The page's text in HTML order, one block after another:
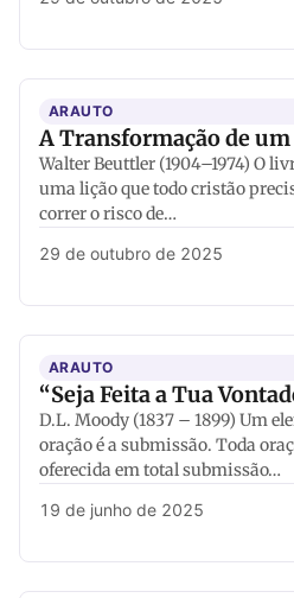
ARAUTO
A Transformação de um
Walter Beuttler (1904–1974) O
uma lição que todo cristão
correr o risco de…
29 de outubro de 2025
ARAUTO
“Seja Feita a Tua
D.L. Moody (1837 – 1899) Um
oração é a submissão. Toda
oferecida em total submissão…
19 de junho de 2025